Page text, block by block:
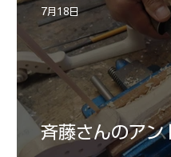
斉藤さんのアン
7月18日